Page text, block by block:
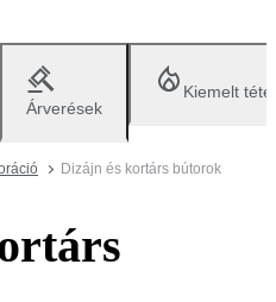
Árverések
Kiemelt
Dizájn és kortárs bútorok